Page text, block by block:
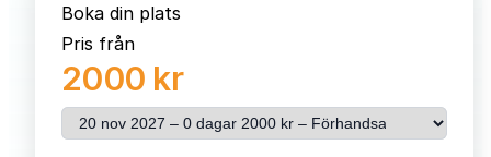
smaka av Frankrike.
Resan börjar på torsdagen med en smidig
transfer från Lyon Saint-Exupéry flygplats
till ditt hotell, Hotel Mercure Ici & Là, där
Boka din plats
Pris från
2000 kr
Välj resa